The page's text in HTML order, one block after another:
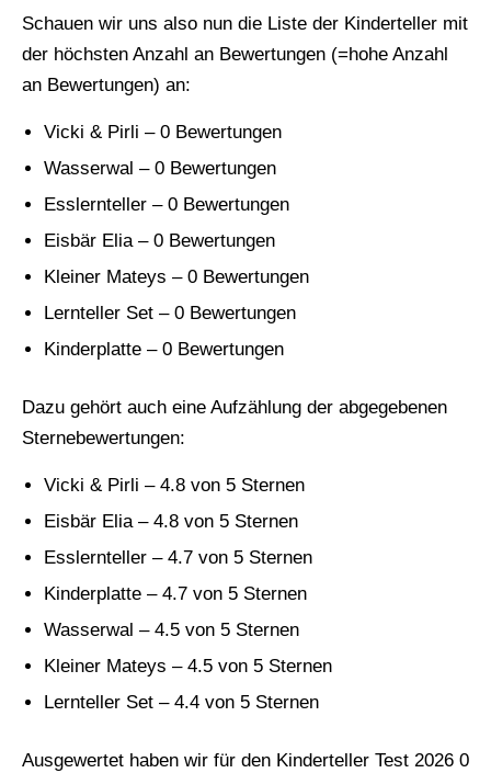
Schauen wir uns also nun die Liste der Kinderteller mit
der höchsten Anzahl an Bewertungen (=hohe Anzahl
an Bewertungen) an:
Vicki & Pirli – 0 Bewertungen
Wasserwal – 0 Bewertungen
Esslernteller – 0 Bewertungen
Eisbär Elia – 0 Bewertungen
Kleiner Mateys – 0 Bewertungen
Lernteller Set – 0 Bewertungen
Kinderplatte – 0 Bewertungen
Dazu gehört auch eine Aufzählung der abgegebenen
Sternebewertungen:
Vicki & Pirli – 4.8 von 5 Sternen
Eisbär Elia – 4.8 von 5 Sternen
Esslernteller – 4.7 von 5 Sternen
Kinderplatte – 4.7 von 5 Sternen
Wasserwal – 4.5 von 5 Sternen
Kleiner Mateys – 4.5 von 5 Sternen
Lernteller Set – 4.4 von 5 Sternen
Ausgewertet haben wir für den Kinderteller Test 2026 0